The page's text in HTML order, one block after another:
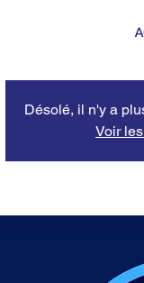
Désolé, il n'y a
Voir